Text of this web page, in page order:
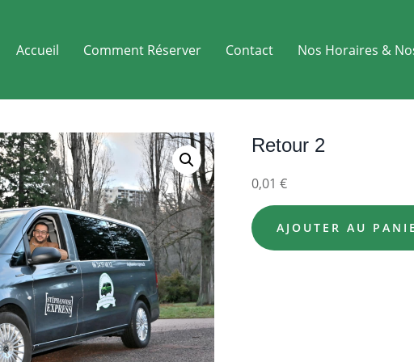
Accueil Comment Réserver Contact Nos Horaires &
Retour 2
0,01 €
AJOUTER AU